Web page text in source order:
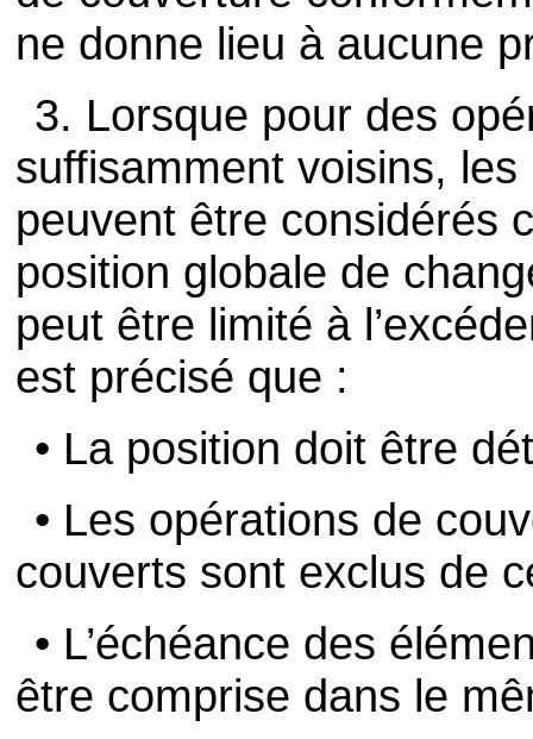
ne donne lieu à aucune
3. Lorsque pour des
suffisamment voisins,
peuvent être considérés
position globale de
peut être limité à
est précisé que :
• La position doit être
• Les opérations de
couverts sont exclus de
• L’échéance des
être comprise dans le